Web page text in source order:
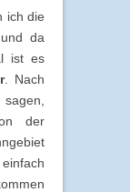
ich die
da
ist es
. Nach
der